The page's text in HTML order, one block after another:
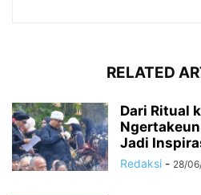
RELATED
Dari Ritual
Jadi
Redaksi - 28/